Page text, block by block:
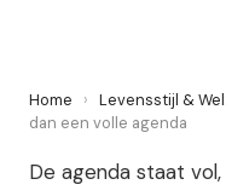
Home › Levensstijl &
dan een volle agenda
De agenda staat